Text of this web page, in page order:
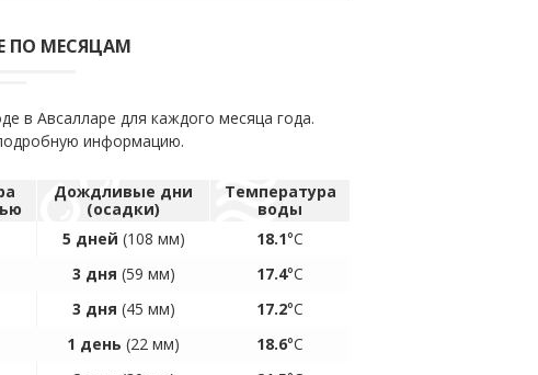
ПО МЕСЯЦАМ
в Авсалларе для каждого месяца года.
информацию.
Дождливые дни
(осадки)
Температура
воды
5 дней (108 мм) 18.1°C
3 дня (59 мм) 17.4°C
3 дня (45 мм) 17.2°C
1 день (22 мм) 18.6°C